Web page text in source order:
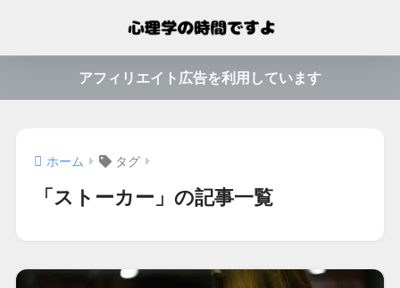
アフィリエイト広告を利用しています
ホーム タグ
「ストーカー」の記事一覧